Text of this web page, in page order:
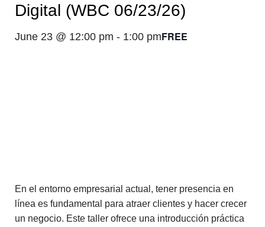
Digital (WBC 06/23/26)
June 23 @ 12:00 pm - 1:00 pmFREE
En el entorno empresarial actual, tener presencia en
línea es fundamental para atraer clientes y hacer crecer
un negocio. Este taller ofrece una introducción práctica